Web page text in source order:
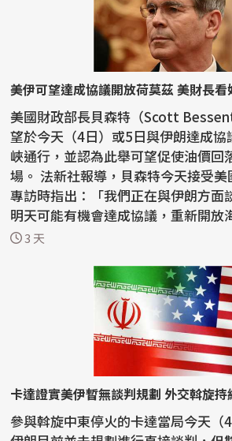
美伊可望達成協議開放荷莫茲 美財長看
美國財政部長貝森特（Scott
望於今天（4日）或5日與伊朗達成
峽通行，並認為此舉可望促使油價回
場。 法新社報導，貝森特今天接受美國財經媒體CNBC
專訪時指出：「我們正在與伊朗方面
明天可能有機會達成協議，重新開放
局勢朝正常...
3 天
卡達證實美伊暫無談判規劃 外交斡旋持
參與斡旋中東停火的卡達當局今天（